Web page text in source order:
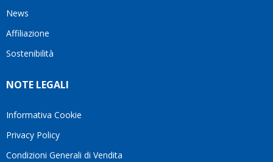
News
Affiliazione
Sostenibilità
NOTE LEGALI
Informativa Cookie
Privacy Policy
Condizioni Generali di Vendita